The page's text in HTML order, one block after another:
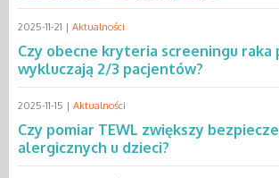
2025-11-21 | Aktualności
Czy obecne kryteria screeningu raka
wykluczają 2/3 pacjentów?
2025-11-15 | Aktualności
Czy pomiar TEWL zwiększy
alergicznych u dzieci?